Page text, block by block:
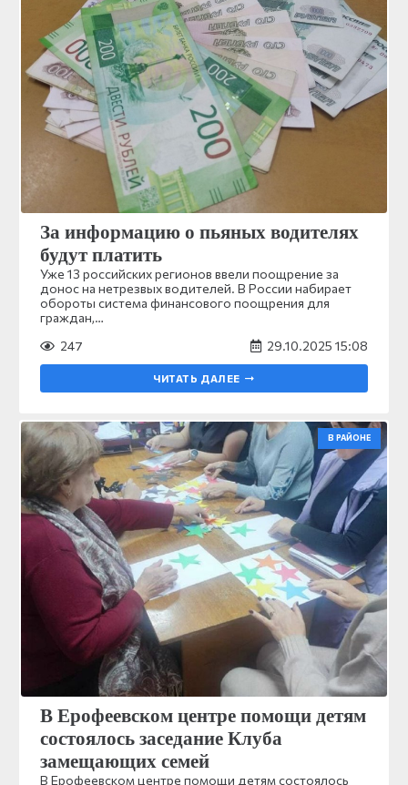
За информацию о пьяных водителях
будут платить
Уже 13 российских регионов ввели поощрение за
донос на нетрезвых водителей. В России набирает
обороты система финансового поощрения для
граждан,…
247
29.10.2025 15:08
ЧИТАТЬ ДАЛЕЕ
В РАЙОНЕ
В Ерофеевском центре помощи детям
состоялось заседание Клуба
замещающих семей
В Ерофеевском центре помощи детям состоялось